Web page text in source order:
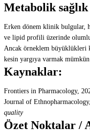
Metabolik
Erken dönem klinik bulgular,
ve lipid profili üzerinde
Ancak örneklem büyüklükleri
kesin yargıya varmak
Kaynaklar:
Frontiers in Pharmacology,
Journal of
quality
Özet Noktalar /